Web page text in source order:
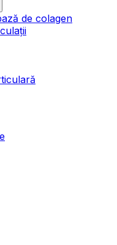
de colagen